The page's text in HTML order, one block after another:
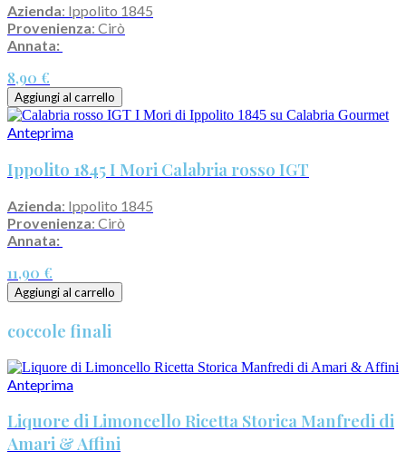
Azienda: Ippolito 1845
Provenienza: Cirò
Annata:
8,90 €
Aggiungi al carrello
Anteprima
Ippolito 1845 I Mori Calabria rosso IGT
Azienda: Ippolito 1845
Provenienza: Cirò
Annata:
11,90 €
Aggiungi al carrello
coccole finali
Anteprima
Liquore di Limoncello Ricetta Storica Manfredi di
Amari & Affini